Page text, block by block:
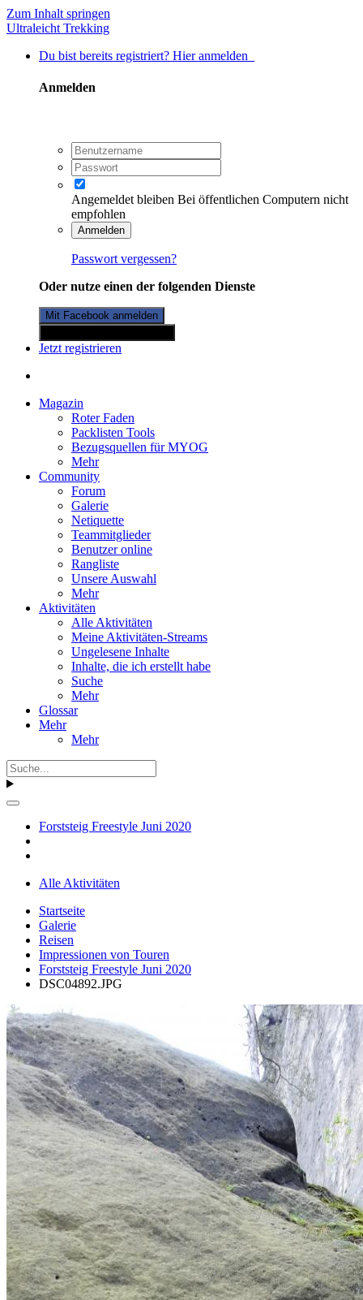
Zum Inhalt springen
Ultraleicht Trekking
Du bist bereits registriert? Hier anmelden
Anmelden
Angemeldet bleiben Bei öffentlichen Computern nicht
empfohlen
Anmelden
Passwort vergessen?
Oder nutze einen der folgenden Dienste
Mit Facebook anmelden
Jetzt registrieren
Magazin
Roter Faden
Packlisten Tools
Bezugsquellen für MYOG
Mehr
Community
Forum
Galerie
Netiquette
Teammitglieder
Benutzer online
Rangliste
Unsere Auswahl
Mehr
Aktivitäten
Alle Aktivitäten
Meine Aktivitäten-Streams
Ungelesene Inhalte
Inhalte, die ich erstellt habe
Suche
Mehr
Glossar
Mehr
Mehr
Forststeig Freestyle Juni 2020
Alle Aktivitäten
Startseite
Galerie
Reisen
Impressionen von Touren
Forststeig Freestyle Juni 2020
DSC04892.JPG